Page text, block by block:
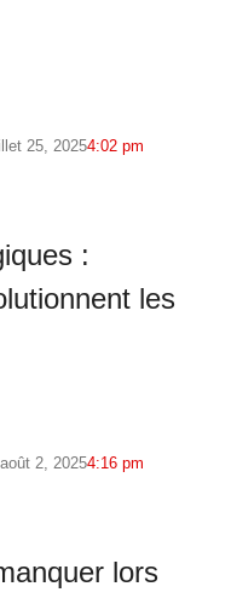
25, 20254:02 pm
:
les
2, 20254:16 pm
lors